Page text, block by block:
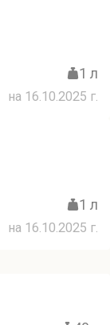
1 л
на 16.10.2025 г.
1 л
на 16.10.2025 г.